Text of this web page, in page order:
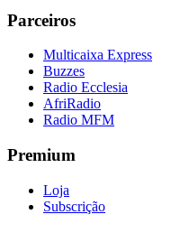
Parceiros
Multicaixa Express
Buzzes
Radio Ecclesia
AfriRadio
Radio MFM
Premium
Loja
Subscrição